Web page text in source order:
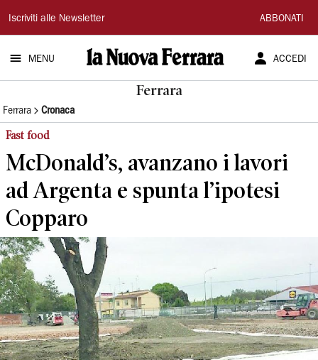
La
Nuova
Ferrara
Iscriviti alle Newsletter ABBONATI
MENU ACCEDI
Ferrara
Ferrara Cronaca
Fast food
McDonald’s, avanzano i lavori
ad Argenta e spunta l’ipotesi
Copparo